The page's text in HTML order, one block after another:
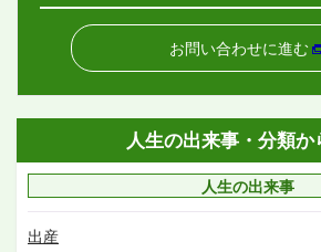
お問い合わせに進む
人生の出来事・分類か
人生の出来事
出産